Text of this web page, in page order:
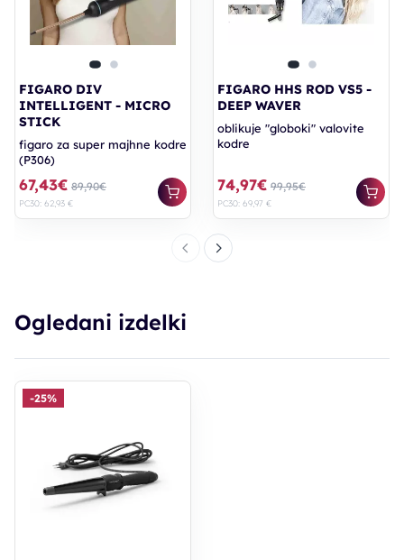
FIGARO DIV
INTELLIGENT - MICRO
STICK
figaro za super majhne kodre
(P306)
67,43€ 89,90€
PC30: 62,93 €
FIGARO HHS ROD VS5 -
DEEP WAVER
oblikuje "globoki" valovite
kodre
74,97€ 99,95€
PC30: 69,97 €
Ogledani izdelki
-25%